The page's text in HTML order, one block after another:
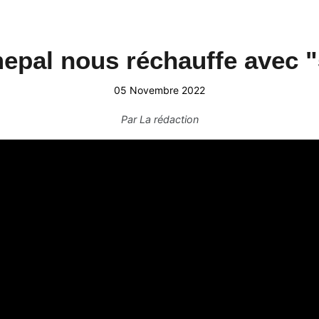
nous réchauffe avec
05 Novembre 2022
ParLa rédaction